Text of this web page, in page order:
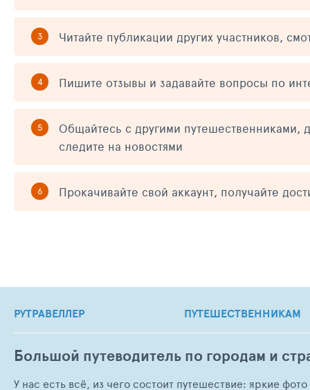
Читайте публикации других участников,
Пишите отзывы и задавайте вопросы по
Общайтесь с другими путешественниками,
следите на новостями
Прокачивайте свой аккаунт, получайте
РУТРАВЕЛЛЕР ПУТЕШЕСТВЕННИКАМ
Большой путеводитель по городам и
У нас есть всё, из чего состоит путешествие: яркие